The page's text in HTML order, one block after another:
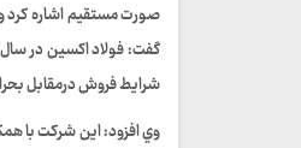
گفت: فولاد اکسين در سال
شرايط فروش درمقابل
وي افزود: اين شرکت با